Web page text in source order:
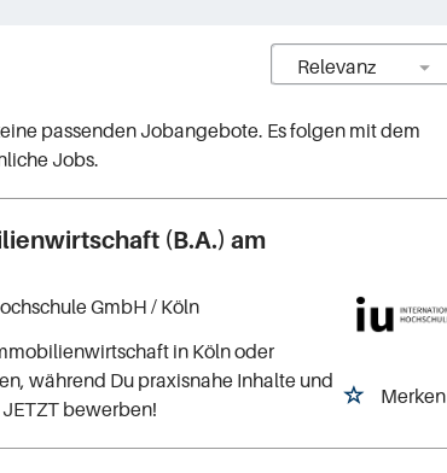
passenden Jobangebote. Es folgen mit dem
Jobs.
(B.A.) am
Merken
GmbH / Köln
in Köln oder
während Du praxisnahe Inhalte und
bewerben!